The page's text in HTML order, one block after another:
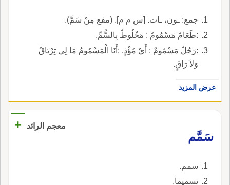
جمع: ـون، ـات. [س م م]. (مفع مِنْ سَمَّ).
:طَعَامٌ مَسْمُومٌ : مَخْلُوطٌ بِالسُّمِّ.
:رَجُلٌ مَسْمُومٌ : أَيْ مُؤْذٍ. :أَنَا الْمَسْمُومُ مَا لِي تِرْيَاقٌ
وَلاَ رَاقٍ.
عرض المزيد
معجم الرائد
+
سَمَّم
سمم.
تسميما.